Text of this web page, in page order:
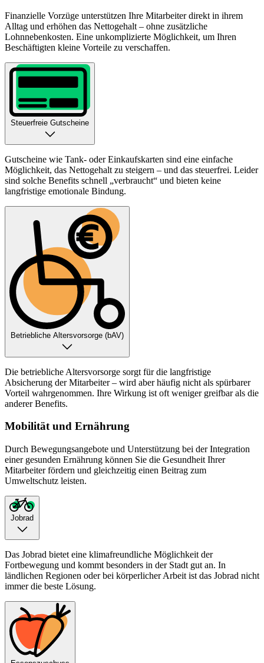
Finanzielle Vorzüge unterstützen Ihre Mitarbeiter direkt in ihrem
Alltag und erhöhen das Nettogehalt – ohne zusätzliche
Lohnnebenkosten. Eine unkomplizierte Möglichkeit, um Ihren
Beschäftigten kleine Vorteile zu verschaffen.
Steuerfreie Gutscheine
Gutscheine wie Tank- oder Einkaufskarten sind eine einfache
Möglichkeit, das Nettogehalt zu steigern – und das steuerfrei. Leider
sind solche Benefits schnell „verbraucht“ und bieten keine
langfristige emotionale Bindung.
Betriebliche Altersvorsorge (bAV)
Die betriebliche Altersvorsorge sorgt für die langfristige
Absicherung der Mitarbeiter – wird aber häufig nicht als spürbarer
Vorteil wahrgenommen. Ihre Wirkung ist oft weniger greifbar als die
anderer Benefits.
Mobilität und Ernährung
Durch Bewegungsangebote und Unterstützung bei der Integration
einer gesunden Ernährung können Sie die Gesundheit Ihrer
Mitarbeiter fördern und gleichzeitig einen Beitrag zum
Umweltschutz leisten.
Jobrad
Das Jobrad bietet eine klimafreundliche Möglichkeit der
Fortbewegung und kommt besonders in der Stadt gut an. In
ländlichen Regionen oder bei körperlicher Arbeit ist das Jobrad nicht
immer die beste Lösung.